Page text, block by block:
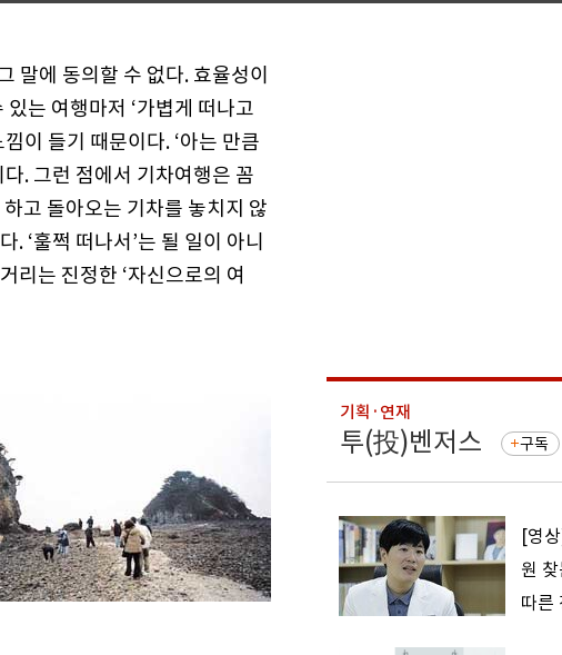
말에 동의할 수 없다. 효율성이
는 여행마저 ‘가볍게 떠나고
이 들기 때문이다. ‘아는 만큼
. 그런 점에서 기차여행은 꼼
고 돌아오는 기차를 놓치지 않
‘훌쩍 떠나서’는 될 일이 아니
리는 진정한 ‘자신으로의 여
기획·연재
투(投)벤저스 구독
[영
원
따른